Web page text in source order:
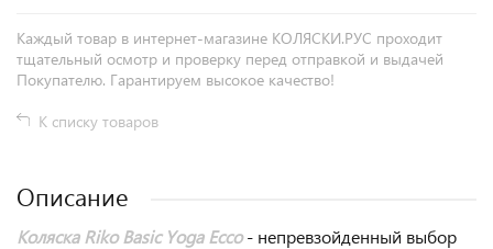
Каждый товар в интернет-магазине КОЛЯСКИ.РУС проходит
тщательный осмотр и проверку перед отправкой и выдачей
Покупателю. Гарантируем высокое качество!
К списку товаров
Описание
Коляска Riko Basic Yoga Ecco - непревзойденный выбор